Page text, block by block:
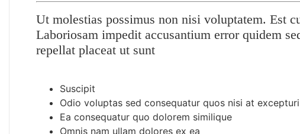
Ut molestias possimus non nisi voluptatem. Est
Laboriosam impedit accusantium error quidem
repellat placeat ut sunt
Suscipit
Odio voluptas sed consequatur quos nisi at
Ea consequatur quo dolorem similique
Omnis nam ullam dolores ex ea